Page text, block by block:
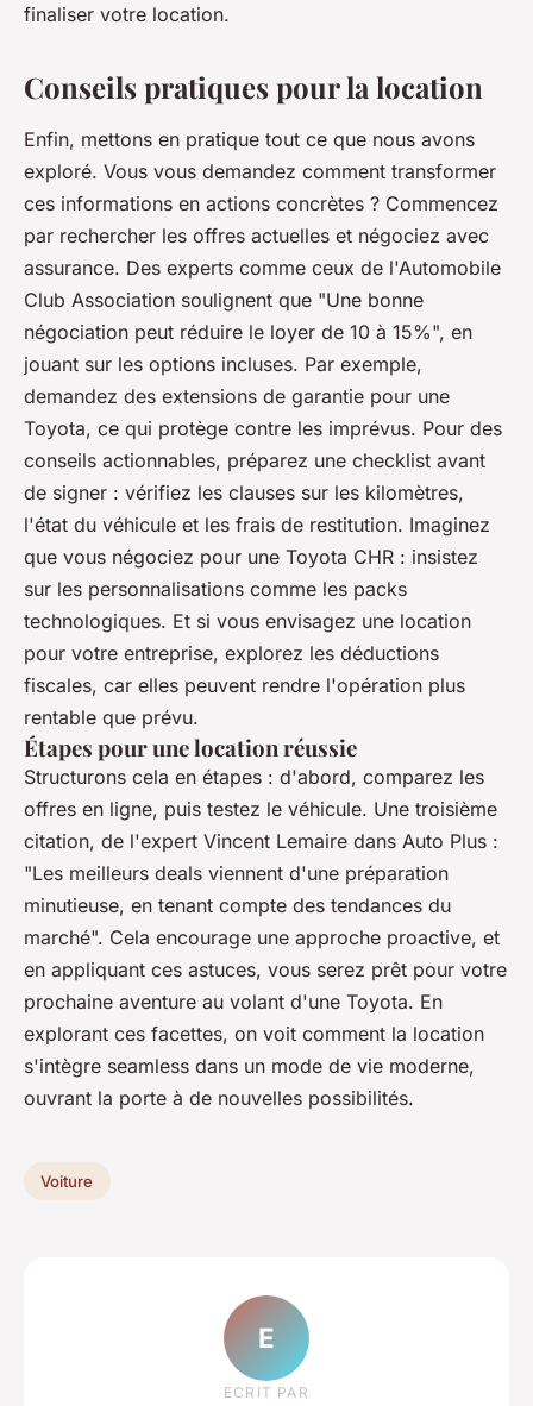
finaliser votre location.
Conseils pratiques pour la location
Enfin, mettons en pratique tout ce que nous avons
exploré. Vous vous demandez comment transformer
ces informations en actions concrètes ? Commencez
par rechercher les offres actuelles et négociez avec
assurance. Des experts comme ceux de l'Automobile
Club Association soulignent que "Une bonne
négociation peut réduire le loyer de 10 à 15%", en
jouant sur les options incluses. Par exemple,
demandez des extensions de garantie pour une
Toyota, ce qui protège contre les imprévus. Pour des
conseils actionnables, préparez une checklist avant
de signer : vérifiez les clauses sur les kilomètres,
l'état du véhicule et les frais de restitution. Imaginez
que vous négociez pour une Toyota CHR : insistez
sur les personnalisations comme les packs
technologiques. Et si vous envisagez une location
pour votre entreprise, explorez les déductions
fiscales, car elles peuvent rendre l'opération plus
rentable que prévu.
Étapes pour une location réussie
Structurons cela en étapes : d'abord, comparez les
offres en ligne, puis testez le véhicule. Une troisième
citation, de l'expert Vincent Lemaire dans Auto Plus :
"Les meilleurs deals viennent d'une préparation
minutieuse, en tenant compte des tendances du
marché". Cela encourage une approche proactive, et
en appliquant ces astuces, vous serez prêt pour votre
prochaine aventure au volant d'une Toyota. En
explorant ces facettes, on voit comment la location
s'intègre seamless dans un mode de vie moderne,
ouvrant la porte à de nouvelles possibilités.
Voiture
E
ECRIT PAR